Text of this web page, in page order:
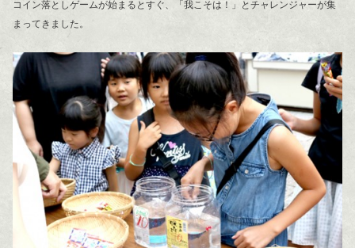
コイン落としゲームが始まるとすぐ、「我こそは！」とチャレンジャーが集
まってきました。